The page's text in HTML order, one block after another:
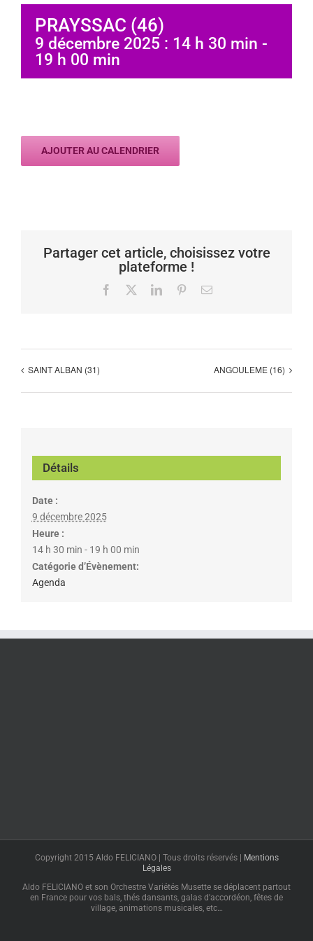
PRAYSSAC (46)
9 décembre 2025 : 14 h 30 min -
19 h 00 min
AJOUTER AU CALENDRIER
Partager cet article, choisissez votre
plateforme !
Facebook LinkedInPinterestEmail
SAINT ALBAN (31) ANGOULEME (16)
Détails
Date :
9 décembre 2025
Heure :
14 h 30 min - 19 h 00 min
Catégorie d’Évènement:
Agenda
Copyright 2015 Aldo FELICIANO | Tous droits réservés |
Mentions
Légales
Aldo FELICIANO et son Orchestre Variétés Musette se déplacent partout
en France pour vos bals, thés dansants, galas d'accordéon, fêtes de
village, animations musicales, etc…